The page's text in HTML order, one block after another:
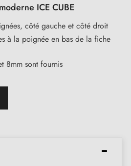
ICE CUBE
côté gauche et côté droit
à la poignée en bas de la fiche
8mm sont fournis